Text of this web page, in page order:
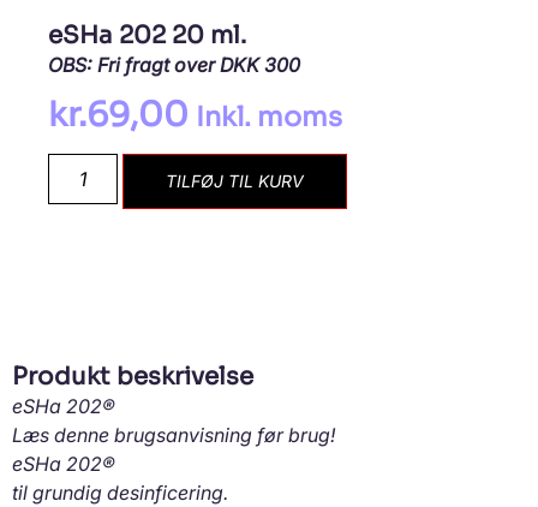
eSHa 202 20 ml.
OBS: Fri fragt over DKK 300
kr.69,00 Inkl. moms
TILFØJ TIL KURV
Produkt beskrivelse
eSHa 202®
Læs denne brugsanvisning før brug!
eSHa 202®
til grundig desinficering.